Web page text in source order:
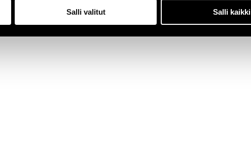
Salli valitut Salli kaikki